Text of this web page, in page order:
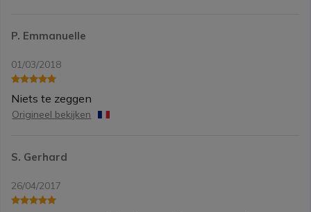
P. Emmanuelle
01/03/2018
Niets te zeggen
Origineel bekijken
S. Gerhard
26/04/2017